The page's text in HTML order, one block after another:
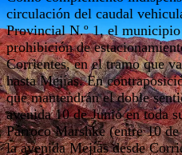
circulación del caudal
Provincial N.º 1, el
prohibición de
Corrientes, en el tramo que
hasta Mejías. En
que mantendrán el doble
avenida 10 de Junio en toda
Párroco Marshke (entre 10
la avenida Mejías desde